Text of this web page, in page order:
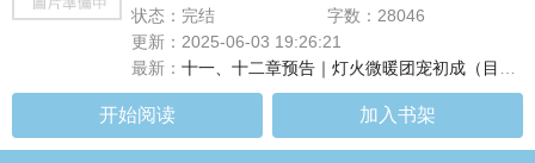
状态：完结
字数：28046
更新：2025-06-03 19:26:21
最新： 十一、十二章预告｜灯火微暖团宠初成（目前连载至第十章，#十一、十二章将於下周二早上8点更新！）
开始阅读 加入书架